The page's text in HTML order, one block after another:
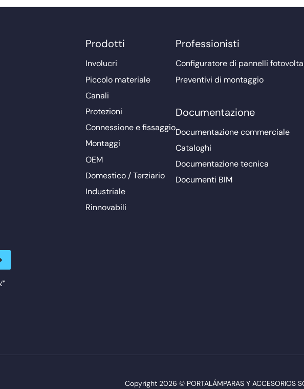
*
Prodotti
Involucri
Piccolo materiale
Canali
Protezioni
Connessione e fissaggio
Montaggi
OEM
Domestico / Terziario
Industriale
Rinnovabili
Professionisti
Configuratore di pannelli
Preventivi di montaggio
Documentazione
Documentazione commerciale
Cataloghi
Documentazione tecnica
Documenti BIM
Copyright 2026 © PORTALÁMPARAS Y ACCESORIOS